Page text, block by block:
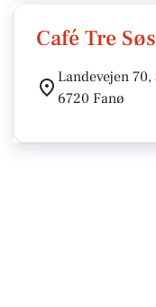
Café Tre
Landevejen
6720 Fanø